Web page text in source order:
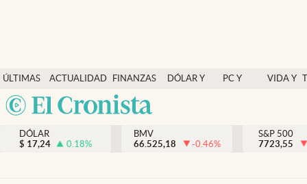
ÚLTIMAS
NOTICIAS
ACTUALIDAD
FINANZAS
Y
ECONOMÍA
DÓLAR Y
PC Y
VIDA Y
México
Actualidad
Finanzas y economía
Dólar y mercados
DÓLAR
$ 17,24 0.18%
BMV
66.525,18
-0.46%
S&P 500
7723,55